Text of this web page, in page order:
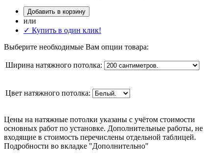
Добавить в корзину
или
✓ Купить в один клик!
Выберите необходимые Вам опции товара:
Ширина натяжного потолка:
Цвет натяжного потолка:
Цены на натяжные потолки указаны с учётом стоимости
основных работ по установке. Дополнительные работы, не
входящие в стоимость перечислены отдельной таблицей.
Подробности во вкладке "Дополнительно"